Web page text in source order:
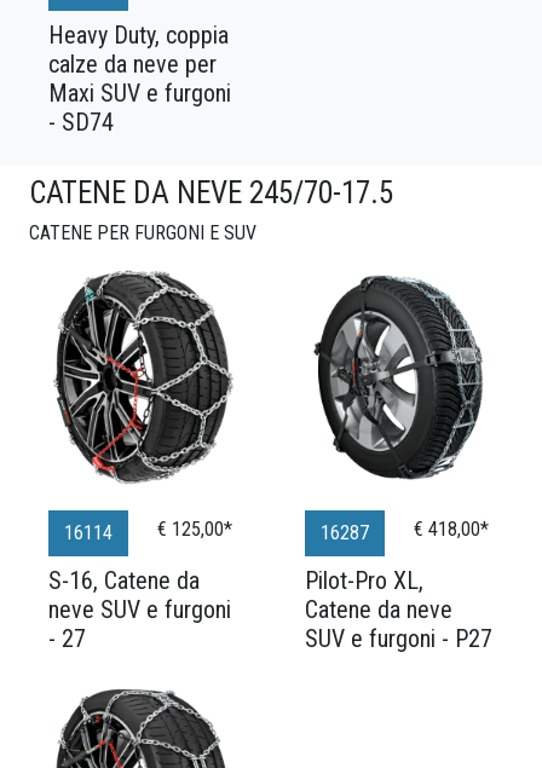
Heavy Duty, coppia
calze da neve per
Maxi SUV e furgoni
- SD74
CATENE DA NEVE 245/70-17.5
CATENE PER FURGONI E SUV
16114 € 125,00*
S-16, Catene da
neve SUV e furgoni
- 27
16287 € 418,00*
Pilot-Pro XL,
Catene da neve
SUV e furgoni - P27